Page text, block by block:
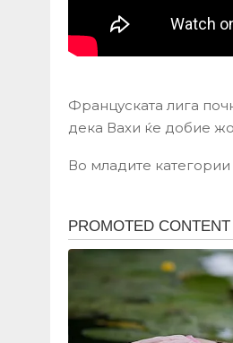
Француската лига
дека Вахи ќе добие
Во младите